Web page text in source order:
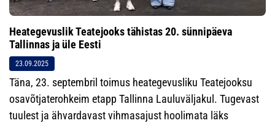
Heategevuslik Teatejooks tähistas 20. sünnipäeva
Tallinnas ja üle Eesti
23.09.2025
Täna, 23. septembril toimus heategevusliku Teatejooksu
osavõtjaterohkeim etapp Tallinna Lauluväljakul. Tugevast
tuulest ja ähvardavast vihmasajust hoolimata läks